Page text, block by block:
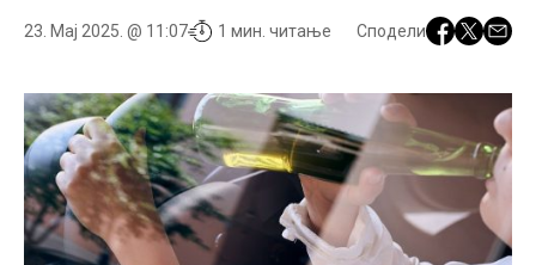
23. Мај 2025. @ 11:07 1 мин. читање Сподели